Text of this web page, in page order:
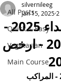
All Posts
Quick & Easy
Vegetarian
Main Course
حجز رحلات نيلية غداء 2025 -
المراكب النيلية 2025 - ارخص
silvernileeg
Jan 15, 2025
حجز رحلات نيلية غداء 2025 - المراكب